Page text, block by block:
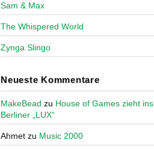
Sam & Max
The Whispered World
Zynga Slingo
Neueste Kommentare
MakeBead zu House of Games zieht ins
Berliner „LUX“
Ahmet zu Music 2000